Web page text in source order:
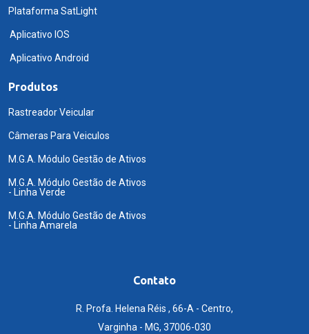
Plataforma SatLight
Aplicativo IOS
Aplicativo Android
Produtos
Rastreador Veicular
Câmeras Para Veiculos
M.G.A. Módulo Gestão de Ativos
M.G.A. Módulo Gestão de Ativos
- Linha Verde
M.G.A. Módulo Gestão de Ativos
- Linha Amarela
Contato
R. Profa. Helena Réis , 66-A - Centro,
Varginha - MG, 37006-030